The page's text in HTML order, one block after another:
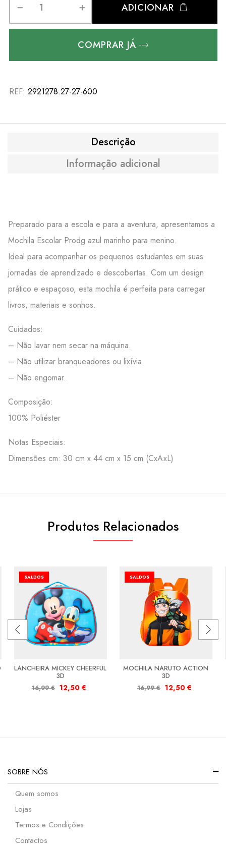
ADICIONAR
COMPRAR JÁ
REF: 2921278.27-27-600
Descrição
Informação adicional
Preparado para a escola e para a aventura, apresentamos a
Mochila Escolar Prodg azul marinho para menino.
Ideal para acompanhar os pequenos estudantes em suas
jornadas de aprendizado e descobertas. Com um design
prático e espaçoso, esta mochila é perfeita para carregar
livros, materiais e sonhos.
Cuidados:
– Não lavar nem secar na máquina.
– Não utilizar branqueadores ou lixívia.
– Não engomar.
Composição:
100% Poliéster
Notas Especiais:
Dimensões cm: 30 cm x 44 cm x 15 cm (CxAxL)
Produtos Relacionados
SALDOS
LANCHEIRA MICKEY CHEERFUL
3D
16,99€ 12,50 €
SALDOS
MOCHILA NARUTO ACTION
3D
16,99€ 12,50 €
SOBRE NÓS
Quem somos
Lojas
Termos e Condições
Contactos